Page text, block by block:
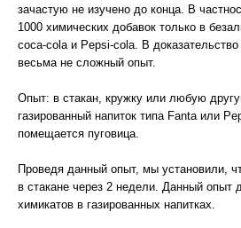
зачастую не изучено до конца. В
1000 химических добавок только в
coca-cola и Pepsi-cola. В
весьма не сложный опыт.
Опыт: в стакан, кружку или любую
газированный напиток типа Fanta или
помещается пуговица.
Проведя данный опыт, мы установили,
в стакане через 2 недели. Данный опыт
химикатов в газированных напитках.